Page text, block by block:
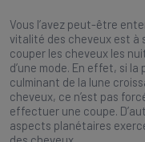
Vous l’avez peut-être
vitalité des cheveux est à
couper les cheveux les
d’une mode. En effet, si
culminant de la lune
cheveux, ce n’est pas
effectuer une coupe.
aspects planétaires